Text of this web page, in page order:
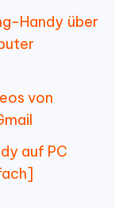
Handy über
von
auf PC